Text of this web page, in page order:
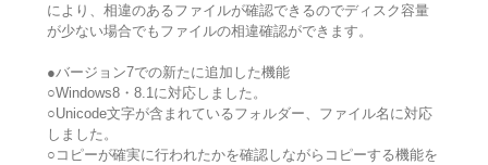
により、相違のあるファイルが確認できるのでディスク容量
が少ない場合でもファイルの相違確認ができます。
●バージョン7での新たに追加した機能
○Windows8・8.1に対応しました。
○Unicode文字が含まれているフォルダー、ファイル名に対応
しました。
○コピーが確実に行われたかを確認しながらコピーする機能を